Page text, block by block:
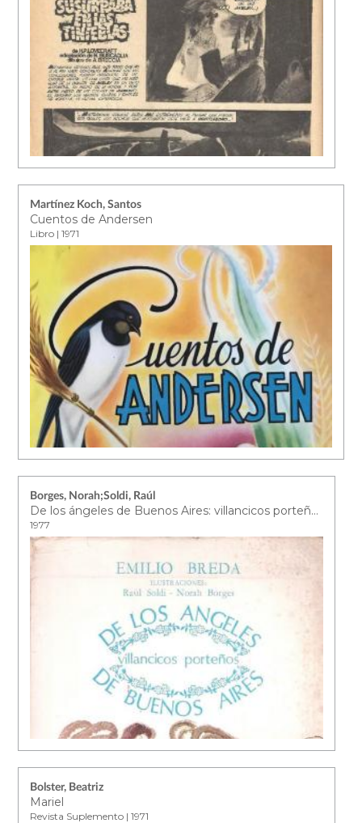
Martínez Koch, Santos
Cuentos de Andersen
Libro | 1971
Borges, Norah;Soldi, Raúl
De los ángeles de Buenos Aires: villancicos porteños
1977
Bolster, Beatriz
Mariel
Revista Suplemento | 1971